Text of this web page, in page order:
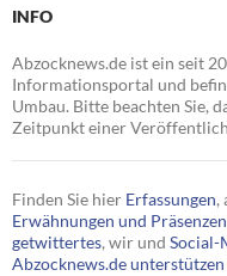
INFO
Abzocknews.de ist ein seit
Informationsportal und
Umbau. Bitte beachten Sie,
Zeitpunkt einer
Finden Sie hier Erfassungen,
Erwähnungen und Präsenzen
getwittertes, wir und Social-
Abzocknews.de unterstützen